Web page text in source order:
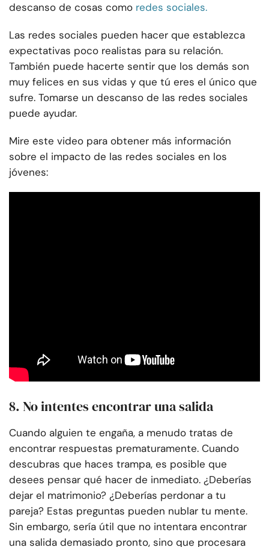
descanso de cosas como redes sociales.
Las redes sociales pueden hacer que establezca
expectativas poco realistas para su relación.
También puede hacerte sentir que los demás son
muy felices en sus vidas y que tú eres el único que
sufre. Tomarse un descanso de las redes sociales
puede ayudar.
Mire este video para obtener más información
sobre el impacto de las redes sociales en los
jóvenes:
8. No intentes encontrar una salida
Cuando alguien te engaña, a menudo tratas de
encontrar respuestas prematuramente. Cuando
descubras que haces trampa, es posible que
desees pensar qué hacer de inmediato. ¿Deberías
dejar el matrimonio? ¿Deberías perdonar a tu
pareja? Estas preguntas pueden nublar tu mente.
Sin embargo, sería útil que no intentara encontrar
una salida demasiado pronto, sino que procesara